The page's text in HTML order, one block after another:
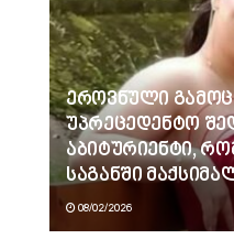
ეროვნული
უპრეცედენტო
აბიტურიენტი,
საგანში
08/02/2026